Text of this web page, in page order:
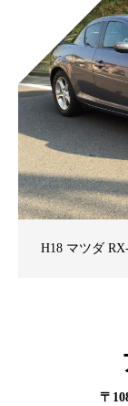
H18 マツダ
〒